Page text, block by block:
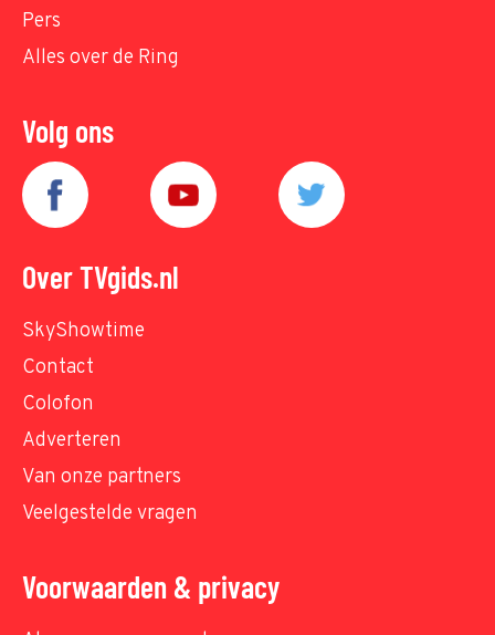
Pers
Alles over de Ring
Volg ons
Over TVgids.nl
SkyShowtime
Contact
Colofon
Adverteren
Van onze partners
Veelgestelde vragen
Voorwaarden & privacy